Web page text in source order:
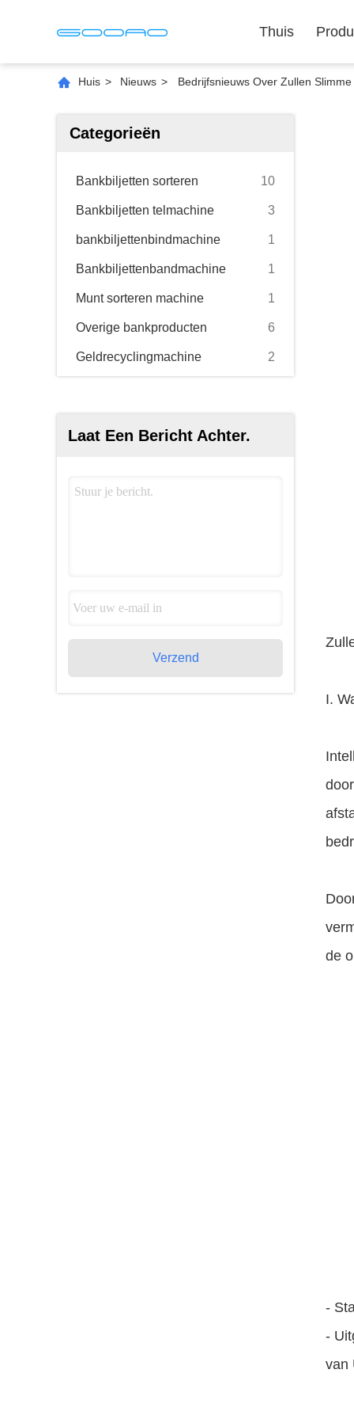
Thuis
Huis > Nieuws > Bedrijfsnieuws Over Zullen
Categorieën
Bankbiljetten sorteren 10
Bankbiljetten telmachine 3
bankbiljettenbindmachine 1
Bankbiljettenbandmachine 1
Munt sorteren machine 1
Overige bankproducten 6
Geldrecyclingmachine 2
Laat Een Bericht Achter.
Verzend
I.
de
-
-
van